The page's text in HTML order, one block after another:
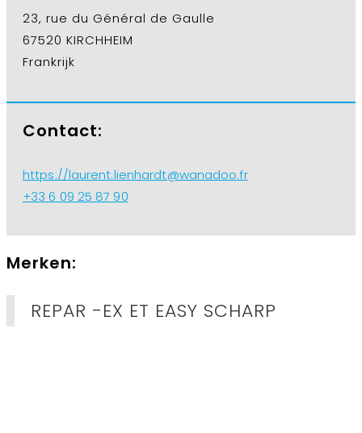
23, rue du Général de Gaulle
67520 KIRCHHEIM
Frankrijk
Contact:
https://laurent.lienhardt@wanadoo.fr
+33 6 09 25 87 90
Merken:
REPAR -EX ET EASY SCHARP